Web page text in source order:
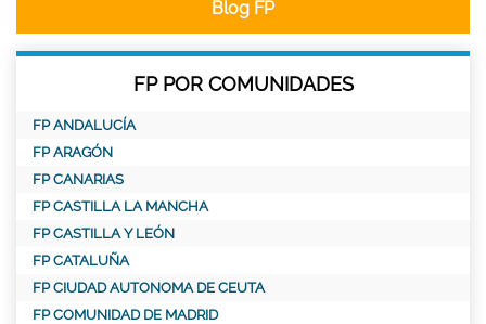
Blog FP
FP POR COMUNIDADES
FP ANDALUCÍA
FP ARAGÓN
FP CANARIAS
FP CASTILLA LA MANCHA
FP CASTILLA Y LEÓN
FP CATALUÑA
FP CIUDAD AUTONOMA DE CEUTA
FP COMUNIDAD DE MADRID